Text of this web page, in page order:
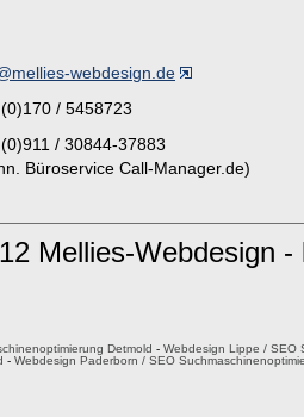
webdesign.de
/ 5458723
/ 30844-37883
Büroservice Call-Manager.de)
Mellies-Webdesign -
Detmold - Webdesign Lippe / SEO
- Webdesign Paderborn / SEO